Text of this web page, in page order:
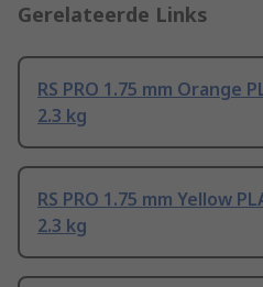
Gerelateerde Links
RS PRO 1.75 mm Orange
2.3 kg
RS PRO 1.75 mm Yellow
2.3 kg